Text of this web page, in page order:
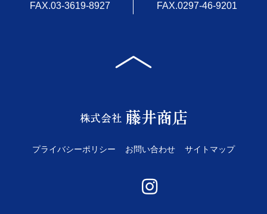
FAX.03-3619-8927
FAX.0297-46-9201
プライバシーポリシー お問い合わせ サイトマップ